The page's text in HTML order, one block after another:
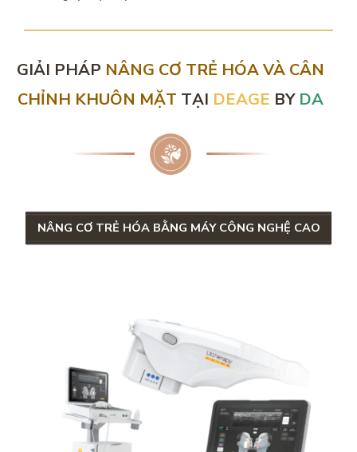
GIẢI PHÁP NÂNG CƠ TRẺ HÓA VÀ CÂN
CHỈNH KHUÔN MẶT TẠI DEAGE BY DA
NÂNG CƠ TRẺ HÓA BẰNG MÁY CÔNG NGHỆ CAO